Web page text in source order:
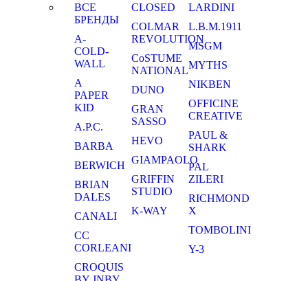
ВСЕ
БРЕНДЫ
A-
COLD-
WALL
A
PAPER
KID
A.P.C.
BARBA
BERWICH
BRIAN
DALES
CANALI
CC
CORLEANI
CROQUIS
CLOSED
COLMAR
REVOLUTION
CoSTUME
NATIONAL
DUNO
GRAN
SASSO
HEVO
GIAMPAOLO
GRIFFIN
STUDIO
K-WAY
LARDINI
L.B.M.1911
MSGM
MYTHS
NIKBEN
OFFICINE
CREATIVE
PAUL &
SHARK
PAL
ZILERI
RICHMOND
X
TOMBOLINI
Y-3